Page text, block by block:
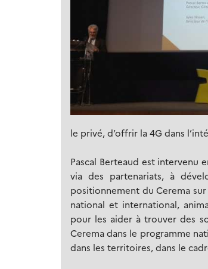
le privé, d’offrir la 4G dans
Pascal Berteaud est intervenu
via des partenariats, à
positionnement du Cerema
national et international,
pour les aider à trouver des
Cerema dans le programme
dans les territoires, dans le